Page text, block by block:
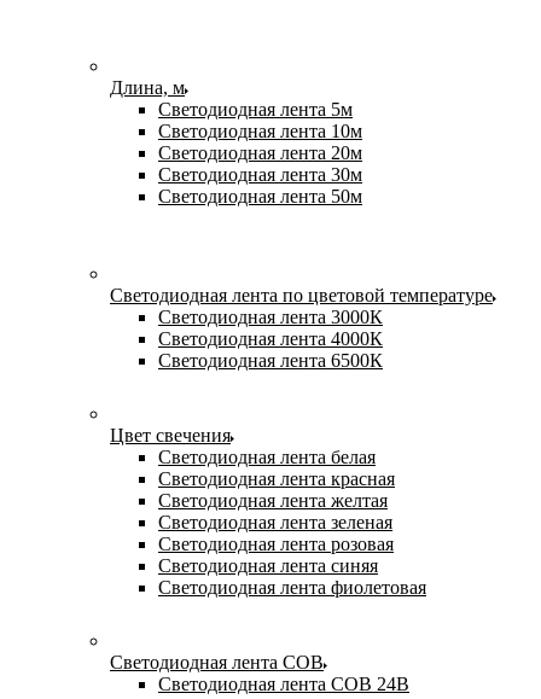
Длина, м
Светодиодная лента 5м
Светодиодная лента 10м
Светодиодная лента 20м
Светодиодная лента 30м
Светодиодная лента 50м
Светодиодная лента по цветовой температуре
Светодиодная лента 3000К
Светодиодная лента 4000К
Светодиодная лента 6500К
Цвет свечения
Светодиодная лента белая
Светодиодная лента красная
Светодиодная лента желтая
Светодиодная лента зеленая
Светодиодная лента розовая
Светодиодная лента синяя
Светодиодная лента фиолетовая
Светодиодная лента COB
Светодиодная лента COB 24В